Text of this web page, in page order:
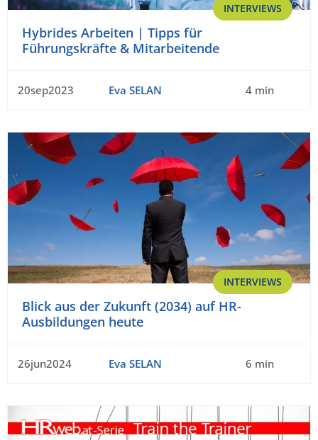
INTERVIEWS
Hybrides Arbeiten | Tipps für
Führungskräfte & Mitarbeitende
20sep2023 Eva SELAN 4 min
INTERVIEWS
Blick aus der Zukunft (2034) auf HR-
Ausbildungen heute
26jun2024 Eva SELAN 6 min